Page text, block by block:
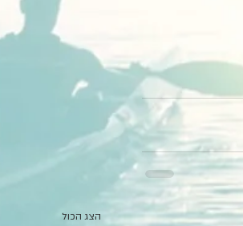
הצג הכול